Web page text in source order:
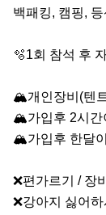
백패킹, 캠핑,
🫧1회 참석 후
🏔개인장비(텐
🏔가입후 2시간
🏔가입후 한달
❌편가르기 / 장
❌강아지 싫어